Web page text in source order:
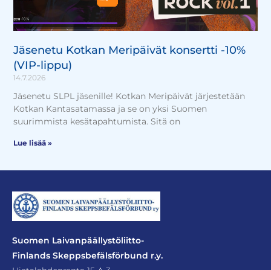
Jäsenetu Kotkan Meripäivät konsertti -10%
(VIP-lippu)
14.7.2026
Jäsenetu SLPL jäsenille! Kotkan Meripäivät järjestetään
Kotkan Kantasatamassa ja se on yksi Suomen
suurimmista kesätapahtumista. Sitä on
Lue lisää »
Suomen Laivanpäällystöliitto-
Finlands Skeppsbefälsförbund r.y.